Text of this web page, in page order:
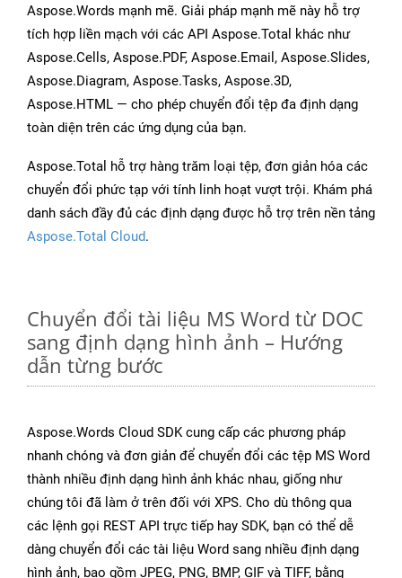
Aspose.Words mạnh mẽ. Giải pháp mạnh mẽ này hỗ trợ
tích hợp liền mạch với các API Aspose.Total khác như
Aspose.Cells, Aspose.PDF, Aspose.Email, Aspose.Slides,
Aspose.Diagram, Aspose.Tasks, Aspose.3D,
Aspose.HTML — cho phép chuyển đổi tệp đa định dạng
toàn diện trên các ứng dụng của bạn.
Aspose.Total hỗ trợ hàng trăm loại tệp, đơn giản hóa các
chuyển đổi phức tạp với tính linh hoạt vượt trội. Khám phá
danh sách đầy đủ các định dạng được hỗ trợ trên nền tảng
Aspose.Total Cloud.
Chuyển đổi tài liệu MS Word từ DOC
sang định dạng hình ảnh – Hướng
dẫn từng bước
Aspose.Words Cloud SDK cung cấp các phương pháp
nhanh chóng và đơn giản để chuyển đổi các tệp MS Word
thành nhiều định dạng hình ảnh khác nhau, giống như
chúng tôi đã làm ở trên đối với XPS. Cho dù thông qua
các lệnh gọi REST API trực tiếp hay SDK, bạn có thể dễ
dàng chuyển đổi các tài liệu Word sang nhiều định dạng
hình ảnh, bao gồm JPEG, PNG, BMP, GIF và TIFF, bằng